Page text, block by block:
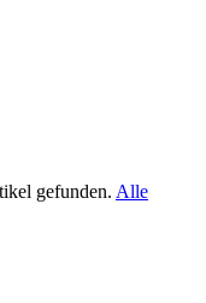
gefunden. Alle